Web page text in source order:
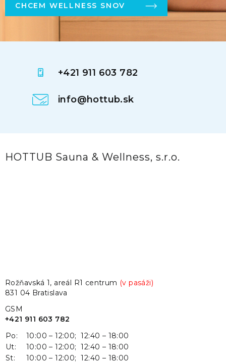
CHCEM WELLNESS SNOV
+421 911 603 782
info@hottub.sk
HOTTUB Sauna & Wellness, s.r.o.
Rožňavská 1, areál R1 centrum (v pasáži)
831 04 Bratislava
GSM
+421 911 603 782
Po:
10:00 – 12:00; 12:40 – 18:00
Ut:
10:00 – 12:00; 12:40 – 18:00
St:
10:00 – 12:00; 12:40 – 18:00